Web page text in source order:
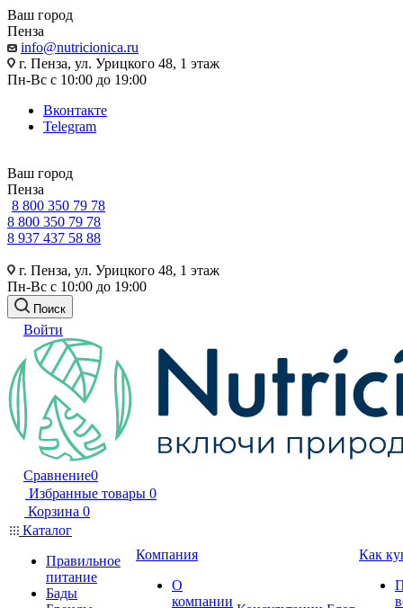
Ваш город
Пенза
info@nutricionica.ru
г. Пенза, ул. Урицкого 48, 1 этаж
Пн-Вс с 10:00 до 19:00
Вконтакте
Telegram
Ваш город
Пенза
8 800 350 79 78
8 800 350 79 78
8 937 437 58 88
г. Пенза, ул. Урицкого 48, 1 этаж
Пн-Вс с 10:00 до 19:00
Поиск
Войти
Сравнение0
Избранные товары 0
Корзина 0
Каталог
Правильное
питание
Бады
Компания
О
компании
Как